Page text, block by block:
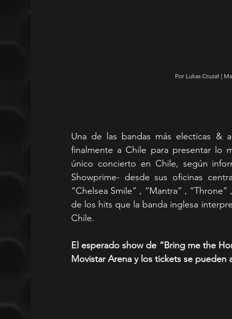
Por Lukas Cruzat |
Una de las bandas más electicas &
finalmente a Chile para presentar lo
único concierto en Chile, según
Showprime- desde sus oficinas
“Chelsea Smile” , “Mantra” ,
de los hits que la banda inglesa
Chile.
El esperado show de “Bring me the
Movistar Arena y los tickets se